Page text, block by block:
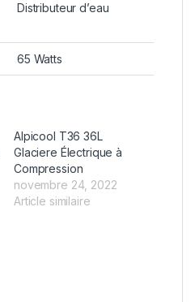
‎Distributeur d’eau
‎65 Watts
Alpicool T36 36L
Glaciere Électrique à
Compression
novembre 24, 2022
Article similaire